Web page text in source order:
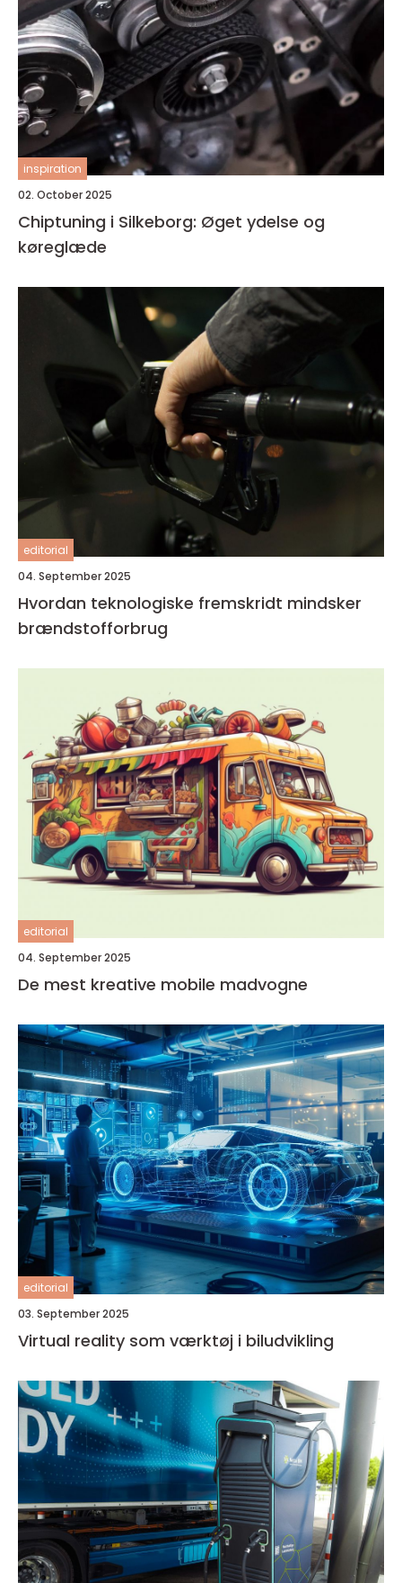
inspiration
02. October 2025
Chiptuning i Silkeborg: Øget ydelse og
køreglæde
editorial
04. September 2025
Hvordan teknologiske fremskridt mindsker
brændstofforbrug
editorial
04. September 2025
De mest kreative mobile madvogne
editorial
03. September 2025
Virtual reality som værktøj i biludvikling